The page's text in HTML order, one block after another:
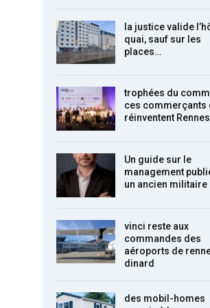
la justice valide
quai, sauf sur les
places…
trophées du
ces commerçants
réinventent Rennes
Un guide sur le
management
un ancien militaire
vinci reste aux
commandes des
aéroports de
dinard
des mobil-homes